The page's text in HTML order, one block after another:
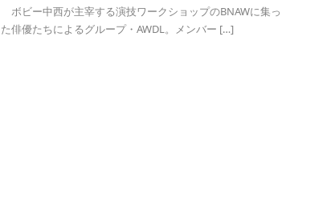
ボビー中西が主宰する演技ワークショップのBNAWに集っ
た俳優たちによるグループ・AWDL。メンバー […]